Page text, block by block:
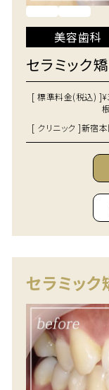
美容歯科
セラミック
[ 標準料金(税込) ]
[ クリニック ]新宿本
セラミック